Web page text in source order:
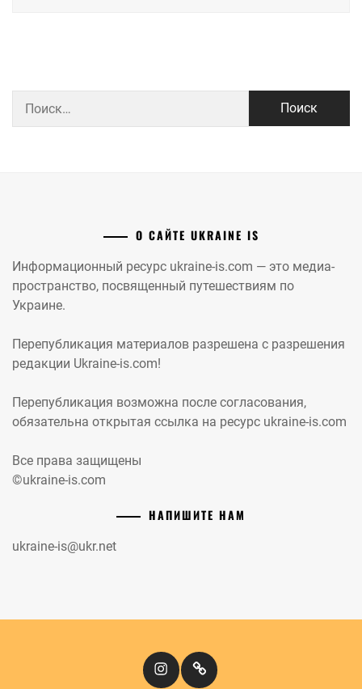
О САЙТЕ UKRAINE IS
Информационный ресурс ukraine-is.com — это медиа-
пространство, посвященный путешествиям по
Украине.
Перепубликация материалов разрешена с разрешения
редакции Ukraine-is.com!
Перепубликация возможна после согласования,
обязательна открытая ссылка на ресурс ukraine-is.com
Все права защищены
©ukraine-is.com
НАПИШИТЕ НАМ
ukraine-is@ukr.net
InstagramКіномандри